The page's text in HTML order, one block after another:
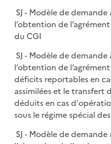
SJ - Modèle de
l’obtention de
du CGI
SJ - Modèle de
l’obtention de
déficits reportables en
assimilées et le transfert
déduits en cas
sous le régime spécial
SJ - Modèle de